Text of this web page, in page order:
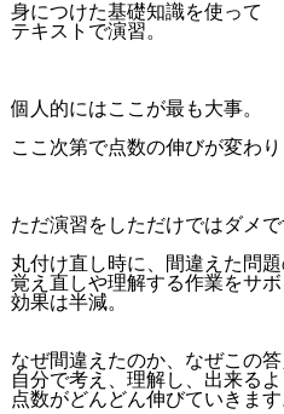
身につけた基礎知識を使って
テキストで演習。
個人的にはここが最も大事。
ここ次第で点数の伸びが変わり
ただ演習をしただけではダメで
丸付け直し時に、間違えた問
覚え直しや理解する作業をサボ
効果は半減。
なぜ間違えたのか、なぜこの
自分で考え、理解し、出来る
点数がどんどん伸びていきます